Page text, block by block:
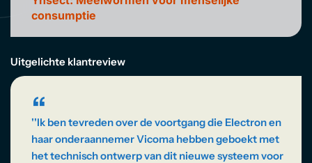
EN
consumptie
Uitgelichte klantreview
“
''Ik ben tevreden over de voortgang die Electron en
haar onderaannemer Vicoma hebben geboekt met
het technisch ontwerp van dit nieuwe systeem voor